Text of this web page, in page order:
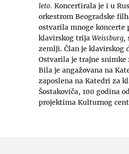
leto. Koncertirala je i u
orkestrom Beogradske
ostvarila mnoge
klavirskog trija Weissburg,
zemlji. Član je klavirskog
Ostvarila je trajne snimke
Bila je angažovana na
zaposlena na Katedri za
Šostakoviča, 100 godina
projektima Kulturnog